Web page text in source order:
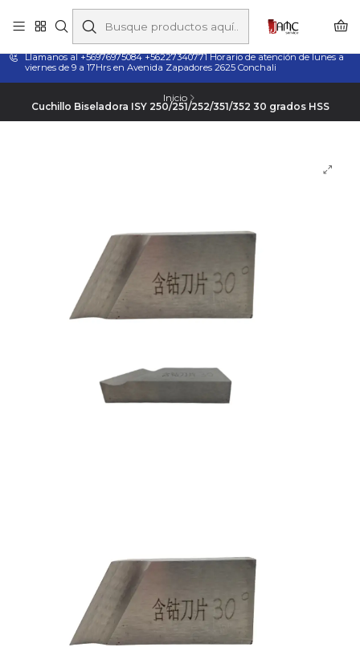
Taladros Magnéticos en Chile | Venta, Arriendo y Servicio
Técnico
Llamanos al +56976975084 +56227340771 Horario de atención de lunes a
viernes de 9 a 17Hrs en Avenida Zapadores 2625 Conchali
Inicio
Cuchillo Biseladora ISY 250/251/252/351/352 30 grados HSS